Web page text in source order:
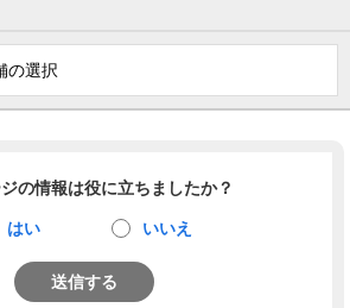
の選択
の情報は役に立ちましたか？
はい いいえ
送信する